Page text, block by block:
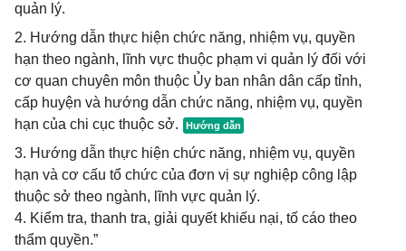
quản lý.
2. Hướng dẫn thực hiện chức năng, nhiệm vụ, quyền
hạn theo ngành, lĩnh vực thuộc phạm vi quản lý đối với
cơ quan chuyên môn thuộc Ủy ban nhân dân cấp tỉnh,
cấp huyện và hướng dẫn chức năng, nhiệm vụ, quyền
hạn của chi cục thuộc sở.
3. Hướng dẫn thực hiện chức năng, nhiệm vụ, quyền
hạn và cơ cấu tổ chức của đơn vị sự nghiệp công lập
thuộc sở theo ngành, lĩnh vực quản lý.
4. Kiểm tra, thanh tra, giải quyết khiếu nại, tố cáo theo
thẩm quyền.”